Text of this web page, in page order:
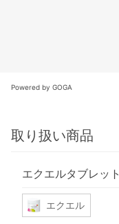
Powered by GOGA
取り扱い商品
エクエルタブレット
エクエル